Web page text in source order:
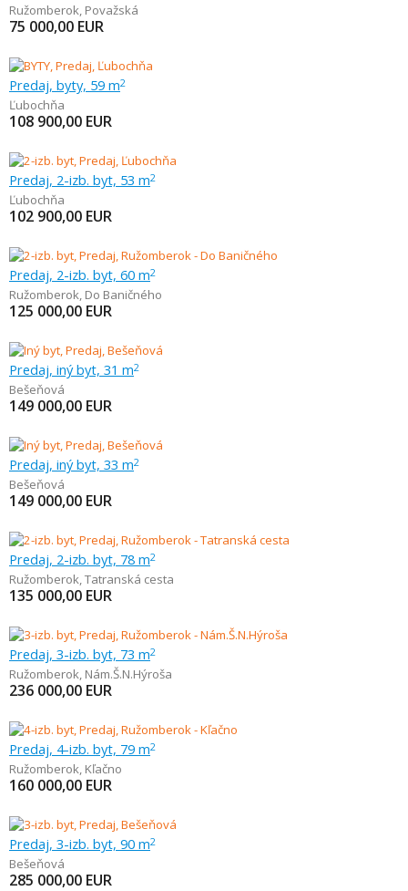
Ružomberok, Považská
75 000,00 EUR
Predaj, byty, 59 m2
Ľubochňa
108 900,00 EUR
Predaj, 2-izb. byt, 53 m2
Ľubochňa
102 900,00 EUR
Predaj, 2-izb. byt, 60 m2
Ružomberok, Do Baničného
125 000,00 EUR
Predaj, iný byt, 31 m2
Bešeňová
149 000,00 EUR
Predaj, iný byt, 33 m2
Bešeňová
149 000,00 EUR
Predaj, 2-izb. byt, 78 m2
Ružomberok,Tatranská cesta
135 000,00 EUR
Predaj, 3-izb. byt, 73 m2
Ružomberok, Nám.Š.N.Hýroša
236 000,00 EUR
Predaj, 4-izb. byt, 79 m2
Ružomberok, Kľačno
160 000,00 EUR
Predaj, 3-izb. byt, 90 m2
Bešeňová
285 000,00 EUR